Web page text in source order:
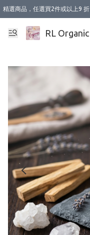
精選商品，任選買2件或以上9 折
XI周年優惠【新品自由選2件88
XI周年優惠【Chakra 脈輪平衡
Florame 肌底自由選 2支9折 3支
XI周年優惠【蟲蟲退散 · 防衛結
Sunki 任選2件95折
BIOFFICINA TOSCANA 任選2支
Lamav 任選1件9折 2件85折
Mukti Organics 指定產品任選1
Intelligent Nutrients Skincare
deodorant 任選2件88折
化妝品 任選2件95折
XI周年優惠【身心靈單品 任選2
XI周年優惠 【精油/香水 任選2
XI周年優惠【「關節到肌膚」
XI周年優惠【夏日有機物理防曬
XI周年優惠【夏日潔面隨意選2
XI周年優惠【逆齡奇蹟抗氧 11
新會員首次購物即享全單 95 折優
成為VIP / VVIP 可享有生日月現
選用順豐速運，滿$500 免運費
本地速遞 京東 送住宅/ 工商地址
澳門訂單選用順豐速運，滿$800
RL Organic